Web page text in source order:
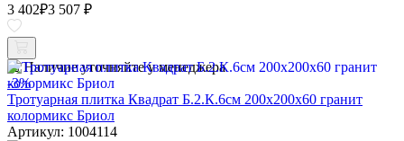
3 402₽3 507 ₽
Наличие уточняйте у менеджера
-3%
Тротуарная плитка Квадрат Б.2.К.6см 200х200х60 гранит
колормикс Бриол
Артикул: 1004114